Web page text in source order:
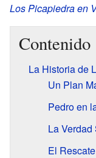
Los Picapiedra en
Contenido
La Historia de
Un Plan
Pedro en
La
El